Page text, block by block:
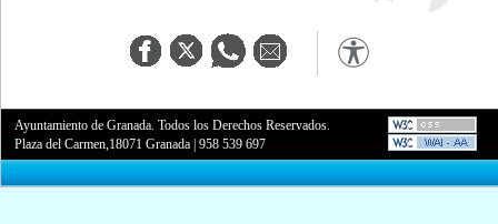
Ayuntamiento de Granada. Todos los Derechos Reservados.
Plaza del Carmen,18071 Granada |958 539 697